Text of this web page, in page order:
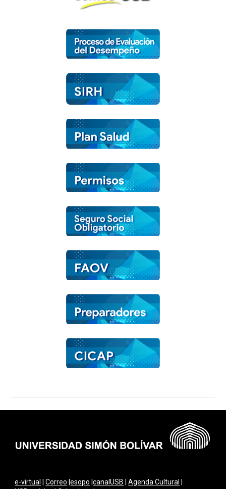
e-virtual |Correo |esopo |canalUSB |Agenda Cultural